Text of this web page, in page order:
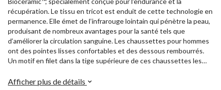
récupération. Le tissu en tricot est enduit de cette technologie en
permanence. Elle émet de l’infrarouge lointain qui pénètre la peau,
produisant de nombreux avantages pour la santé tels que
d’améliorer la circulation sanguine. Les chaussettes pour hommes
ont des pointes lisses confortables et des dessous rembourrés.
Un motif en filet dans la tige supérieure de ces chaussettes les
paires pour magasiner plus facilement.
Afficher plus de détails